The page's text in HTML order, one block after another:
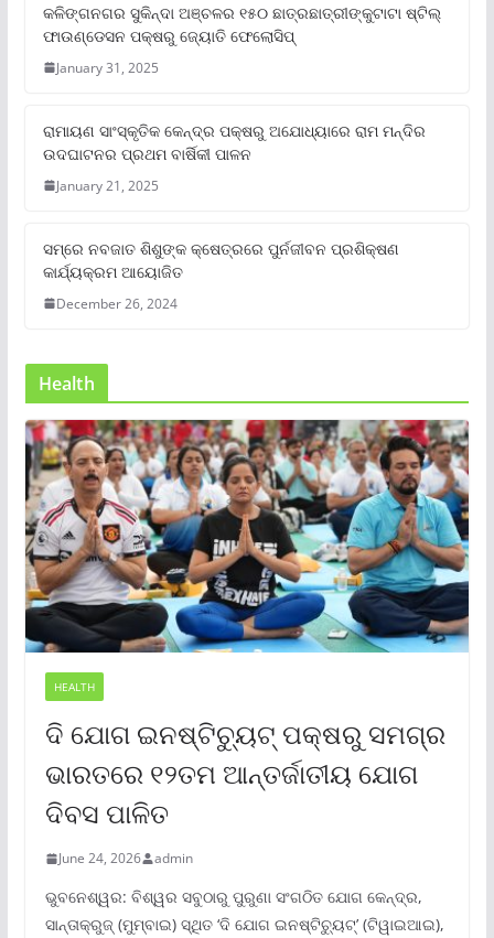
କଳିଙ୍ଗନଗର ସୁକିନ୍ଦା ଅଞ୍ଚଳର ୧୫୦ ଛାତ୍ରଛାତ୍ରୀଙ୍କୁଟାଟା ଷ୍ଟିଲ୍
ଫାଉଣ୍ଡେସନ ପକ୍ଷରୁ ଜ୍ୟୋତି ଫେଲୋସିପ୍‌
January 31, 2025
ରାମାୟଣ ସାଂସ୍କୃତିକ କେନ୍ଦ୍ର ପକ୍ଷରୁ ଅଯୋଧ୍ୟାରେ ରାମ ମନ୍ଦିର
ଉଦଘାଟନର ପ୍ରଥମ ବାର୍ଷିକୀ ପାଳନ
January 21, 2025
ସମ୍‌ରେ ନବଜାତ ଶିଶୁଙ୍କ କ୍ଷେତ୍ରରେ ପୁର୍ନଜୀବନ ପ୍ରଶିକ୍ଷଣ
କାର୍ଯ୍ୟକ୍ରମ ଆୟୋଜିତ
December 26, 2024
Health
HEALTH
ଦି ଯୋଗ ଇନଷ୍ଟିଚ୍ୟୁଟ୍ ପକ୍ଷରୁ ସମଗ୍ର
ଭାରତରେ ୧୨ତମ ଆନ୍ତର୍ଜାତୀୟ ଯୋଗ
ଦିବସ ପାଳିତ
June 24, 2026 admin
ଭୁବନେଶ୍ୱର: ବିଶ୍ୱର ସବୁଠାରୁ ପୁରୁଣା ସଂଗଠିତ ଯୋଗ କେନ୍ଦ୍ର,
ସାନ୍ତାକ୍ରୁଜ୍ (ମୁମ୍ବାଇ) ସ୍ଥିତ ‘ଦି ଯୋଗ ଇନଷ୍ଟିଚ୍ୟୁଟ୍‌’ (ଟିୱାଇଆଇ),